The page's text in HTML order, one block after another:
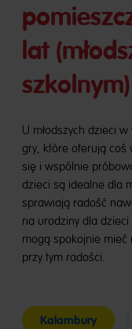
lat
szkolnym)
U młodszych dzieci
gry, które oferują coś
się i wspólnie
dzieci są idealne dla
sprawiają radość
na urodziny dla
mogą spokojnie
przy tym radości.
Kalambury